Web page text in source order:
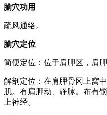
腧穴功用
疏风通络。
腧穴定位
简便定位：位于肩胛区，肩
解剖定位：在肩胛骨冈上窝
肌。有肩胛动、静脉。布有
上神经。